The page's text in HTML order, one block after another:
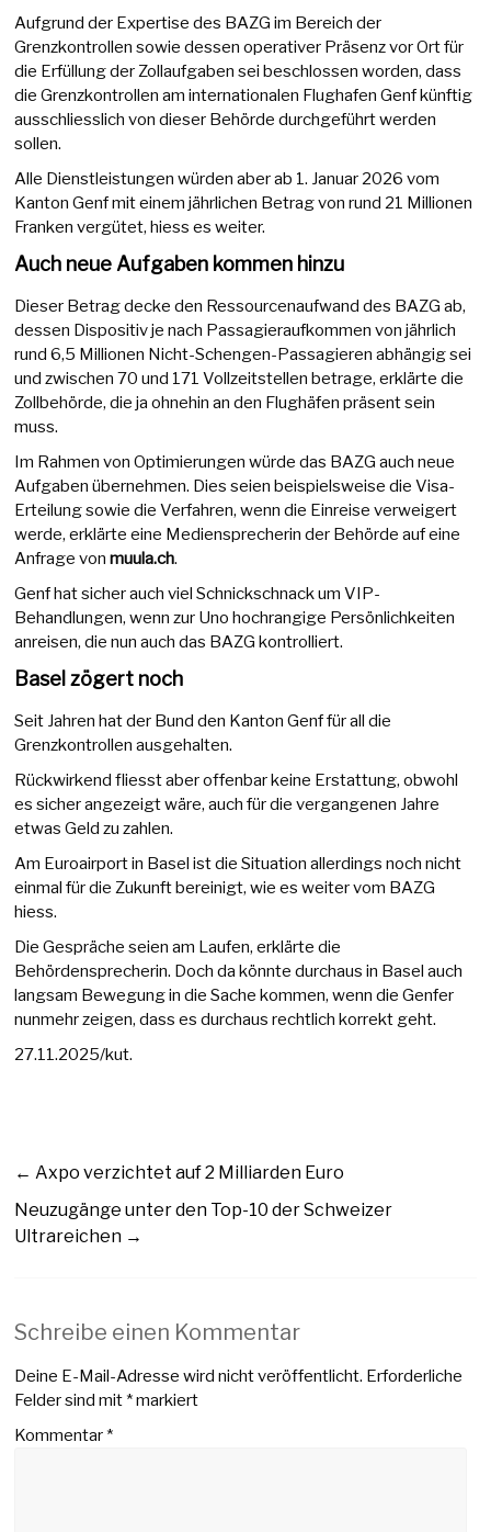
Aufgrund der Expertise des BAZG im Bereich der
Grenzkontrollen sowie dessen operativer Präsenz vor Ort für
die Erfüllung der Zollaufgaben sei beschlossen worden, dass
die Grenzkontrollen am internationalen Flughafen Genf künftig
ausschliesslich von dieser Behörde durchgeführt werden
sollen.
Alle Dienstleistungen würden aber ab 1. Januar 2026 vom
Kanton Genf mit einem jährlichen Betrag von rund 21 Millionen
Franken vergütet, hiess es weiter.
Auch neue Aufgaben kommen hinzu
Dieser Betrag decke den Ressourcenaufwand des BAZG ab,
dessen Dispositiv je nach Passagieraufkommen von jährlich
rund 6,5 Millionen Nicht-Schengen-Passagieren abhängig sei
und zwischen 70 und 171 Vollzeitstellen betrage, erklärte die
Zollbehörde, die ja ohnehin an den Flughäfen präsent sein
muss.
Im Rahmen von Optimierungen würde das BAZG auch neue
Aufgaben übernehmen. Dies seien beispielsweise die Visa-
Erteilung sowie die Verfahren, wenn die Einreise verweigert
werde, erklärte eine Mediensprecherin der Behörde auf eine
Anfrage vonmuula.ch.
Genf hat sicher auch viel Schnickschnack um VIP-
Behandlungen, wenn zur Uno hochrangige Persönlichkeiten
anreisen, die nun auch das BAZG kontrolliert.
Basel zögert noch
Seit Jahren hat der Bund den Kanton Genf für all die
Grenzkontrollen ausgehalten.
Rückwirkend fliesst aber offenbar keine Erstattung, obwohl
es sicher angezeigt wäre, auch für die vergangenen Jahre
etwas Geld zu zahlen.
Am Euroairport in Basel ist die Situation allerdings noch nicht
einmal für die Zukunft bereinigt, wie es weiter vom BAZG
hiess.
Die Gespräche seien am Laufen, erklärte die
Behördensprecherin. Doch da könnte durchaus in Basel auch
langsam Bewegung in die Sache kommen, wenn die Genfer
nunmehr zeigen, dass es durchaus rechtlich korrekt geht.
27.11.2025/kut.
← Axpo verzichtet auf 2 Milliarden Euro
Neuzugänge unter den Top-10 der Schweizer
Ultrareichen →
Schreibe einen Kommentar
Deine E-Mail-Adresse wird nicht veröffentlicht. Erforderliche
Felder sind mit*markiert
Kommentar*